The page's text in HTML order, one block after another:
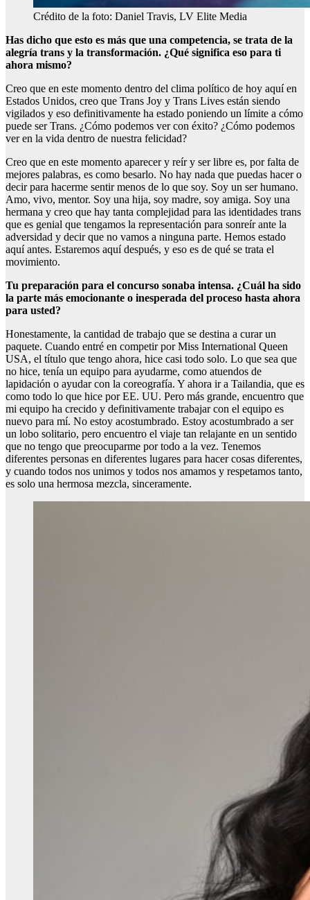
Crédito de la foto: Daniel Travis, LV Elite Media
Has dicho que esto es más que una competencia, se trata de la
alegría trans y la transformación. ¿Qué significa eso para ti
ahora mismo?
Creo que en este momento dentro del clima político de hoy aquí en
Estados Unidos, creo que Trans Joy y Trans Lives están siendo
vigilados y eso definitivamente ha estado poniendo un límite a cómo
puede ser Trans. ¿Cómo podemos ver con éxito? ¿Cómo podemos
ver en la vida dentro de nuestra felicidad?
Creo que en este momento aparecer y reír y ser libre es, por falta de
mejores palabras, es como besarlo. No hay nada que puedas hacer o
decir para hacerme sentir menos de lo que soy. Soy un ser humano.
Amo, vivo, mentor. Soy una hija, soy madre, soy amiga. Soy una
hermana y creo que hay tanta complejidad para las identidades trans
que es genial que tengamos la representación para sonreír ante la
adversidad y decir que no vamos a ninguna parte. Hemos estado
aquí antes. Estaremos aquí después, y eso es de qué se trata el
movimiento.
Tu preparación para el concurso sonaba intensa. ¿Cuál ha sido
la parte más emocionante o inesperada del proceso hasta ahora
para usted?
Honestamente, la cantidad de trabajo que se destina a curar un
paquete. Cuando entré en competir por Miss International Queen
USA, el título que tengo ahora, hice casi todo solo. Lo que sea que
no hice, tenía un equipo para ayudarme, como atuendos de
lapidación o ayudar con la coreografía. Y ahora ir a Tailandia, que es
como todo lo que hice por EE. UU. Pero más grande, encuentro que
mi equipo ha crecido y definitivamente trabajar con el equipo es
nuevo para mí. No estoy acostumbrado. Estoy acostumbrado a ser
un lobo solitario, pero encuentro el viaje tan relajante en un sentido
que no tengo que preocuparme por todo a la vez. Tenemos
diferentes personas en diferentes lugares para hacer cosas diferentes,
y cuando todos nos unimos y todos nos amamos y respetamos tanto,
es solo una hermosa mezcla, sinceramente.